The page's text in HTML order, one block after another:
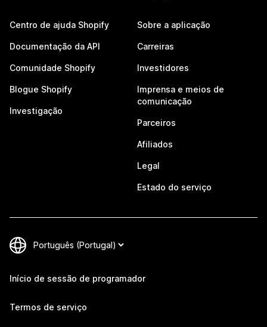
Centro de ajuda Shopify
Documentação da API
Comunidade Shopify
Blogue Shopify
Investigação
Sobre a aplicação
Carreiras
Investidores
Imprensa e meios de
comunicação
Parceiros
Afiliados
Legal
Estado do serviço
Início de sessão de programador
Termos de serviço